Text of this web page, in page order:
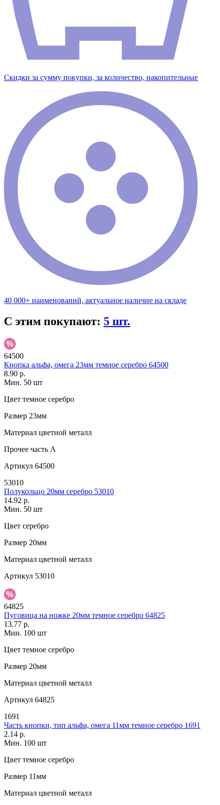
Скидки за сумму покупки, за количество, накопительные
40 000+ наименований, актуальное наличие на складе
С этим покупают: 5 шт.
64500
Кнопка альфа, омега 23мм темное серебро 64500
8.90 р.
Мин. 50 шт
Цвет темное серебро
Размер 23мм
Материал цветной металл
Прочее часть A
Артикул 64500
53010
Полукольцо 20мм серебро 53010
14.92 р.
Мин. 50 шт
Цвет серебро
Размер 20мм
Материал цветной металл
Артикул 53010
64825
Пуговица на ножке 20мм темное серебро 64825
13.77 р.
Мин. 100 шт
Цвет темное серебро
Размер 20мм
Материал цветной металл
Артикул 64825
1691
Часть кнопки, тип альфа, омега 11мм темное серебро 1691
2.14 р.
Мин. 100 шт
Цвет темное серебро
Размер 11мм
Материал цветной металл